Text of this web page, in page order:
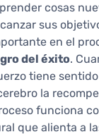
cosas
sus
en el
del éxito.
tiene
la
funciona
que alienta a